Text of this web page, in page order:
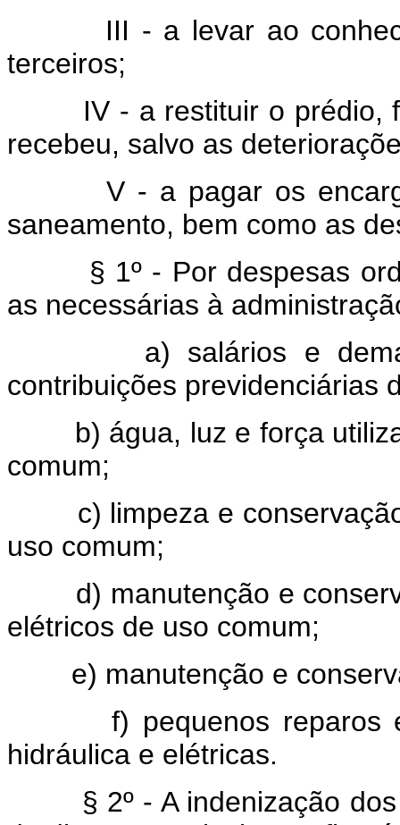
III - a levar ao
terceiros;
IV - a restituir o prédio,
recebeu, salvo as
V - a pagar os
saneamento, bem como as
§ 1º - Por despesas
as necessárias à
a) salários e demais
contribuições previdenciárias
b) água, luz e força
comum;
c) limpeza e conservação
uso comum;
d) manutenção e
elétricos de uso comum;
e) manutenção e
f) pequenos reparos em
hidráulica e elétricas.
§ 2º - A indenização dos